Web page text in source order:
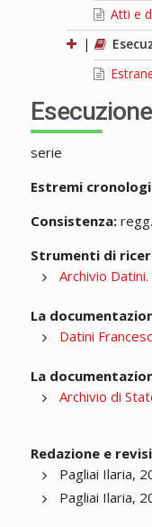
Atti e
|
serie
Estremi
Consistenza:regg.
Strumenti di
Archivio
La
Datini
La
Archivio di
Redazione e
Pagliai Ilaria,
Pagliai Ilaria,